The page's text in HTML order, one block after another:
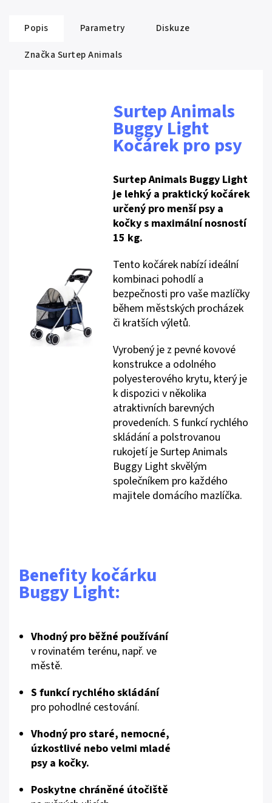
Popis Parametry
Diskuze
Značka Surtep Animals
Surtep Animals
Buggy Light
Kočárek pro psy
Surtep Animals Buggy Light
je lehký a praktický kočárek
určený pro menší psy a
kočky s maximální nosností
15 kg.
Tento kočárek nabízí ideální
kombinaci pohodlí a
bezpečnosti pro vaše mazlíčky
během městských procházek
či kratších výletů.
Vyrobený je z pevné kovové
konstrukce a odolného
polyesterového krytu, který je
k dispozici v několika
atraktivních barevných
provedeních. S funkcí rychlého
skládání a polstrovanou
rukojetí je Surtep Animals
Buggy Light skvělým
společníkem pro každého
majitele domácího mazlíčka.
Benefity kočárku
Buggy Light:
Vhodný pro běžné používání
v rovinatém terénu, např. ve
městě.
S funkcí rychlého skládání
pro pohodlné cestování.
Vhodný pro staré, nemocné,
úzkostlivé nebo velmi mladé
psy a kočky.
Poskytne chráněné útočiště